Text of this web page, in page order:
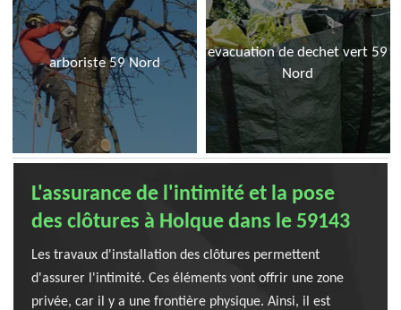
arboriste 59 Nord
evacuation de dechet vert 59
Nord
L'assurance de l'intimité et la pose
des clôtures à Holque dans le 59143
Les travaux d'installation des clôtures permettent
d'assurer l'intimité. Ces éléments vont offrir une zone
privée, car il y a une frontière physique. Ainsi, il est